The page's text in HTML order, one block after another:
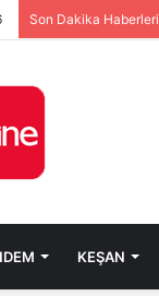
Son Dakika Haberleri
KEŞAN